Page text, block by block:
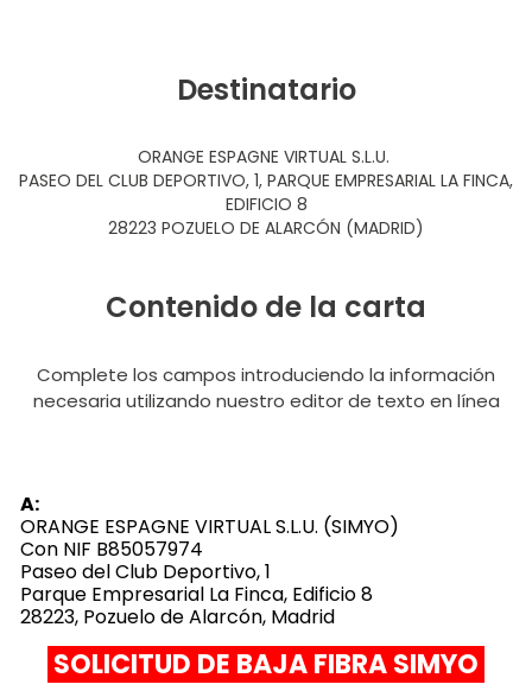
Destinatario
ORANGE ESPAGNE VIRTUAL S.L.U.
PASEO DEL CLUB DEPORTIVO, 1, PARQUE EMPRESARIAL LA FINCA,
EDIFICIO 8
28223 POZUELO DE ALARCÓN (MADRID)
Contenido de la carta
Complete los campos introduciendo la información
necesaria utilizando nuestro editor de texto en línea
A:
ORANGE ESPAGNE VIRTUAL S.L.U. (SIMYO)
Con NIF B85057974
Paseo del Club Deportivo, 1
Parque Empresarial La Finca, Edificio 8
28223, Pozuelo de Alarcón, Madrid
SOLICITUD DE BAJA FIBRA SIMYO